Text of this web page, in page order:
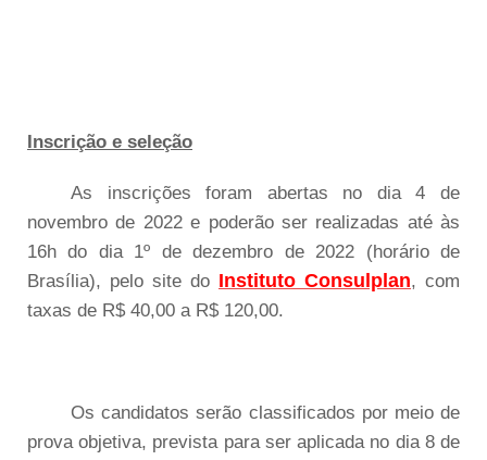
Inscrição e seleção
As inscrições foram abertas no dia 4 de
novembro de 2022 e poderão ser realizadas até às
16h do dia 1º de dezembro de 2022 (horário de
Brasília), pelo site do Instituto Consulplan, com
taxas de R$ 40,00 a R$ 120,00.
Os candidatos serão classificados por meio de
prova objetiva, prevista para ser aplicada no dia 8 de